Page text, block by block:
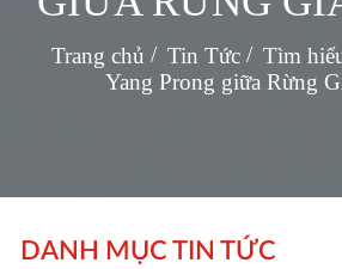
Trang chủ Tin Tức
Tìm
Yang Prong giữa Rừng
DANH MỤC TIN TỨC